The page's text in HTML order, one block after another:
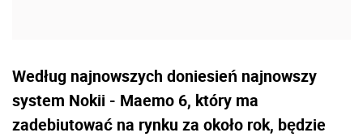
Według najnowszych doniesień najnowszy
system Nokii - Maemo 6, który ma
zadebiutować na rynku za około rok, będzie